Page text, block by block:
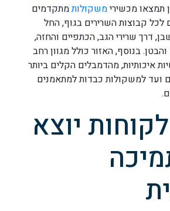
תמצאו מכשירימשקולותמתקדמים
לכל קבוצות השרירים בגוף, החל
דרך שרירי הגב, הכתפיים והחזה,
בנוסף, האזור כולל מגוון רחב
איכותיות, מהדמבלים הקלים ביותר
ועד למשקולות כבדות למתאמנים
יוצא